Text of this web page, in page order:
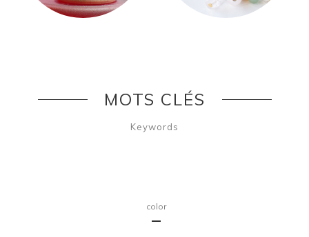
MOTS CLÉS
Keywords
color